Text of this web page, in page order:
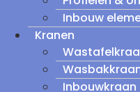
Inbouw
Kranen
Inbouwkraan